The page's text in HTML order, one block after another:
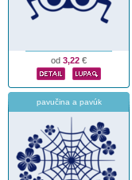
od 3,22 €
pavučina a pavúk